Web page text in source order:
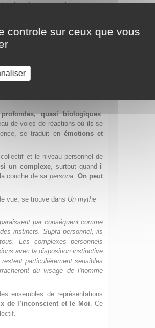
de son complexe, comme
énergétique
confusion tel que se produit une
appelée identification au
de degré.
quasi biologiques.
de voies de réactions où ils se
se traduit enémotions et
et le niveau personnel de
un complexe, surtout quand il
couche de sapersona. On peut
vue, se trouve dans Un mythe
par conséquent comme
instincts. Supra personnel, ils
Les complexes personnels
avec la disposition instinctive
particulièrement sensibles
du visage de l’homme
ensembles de représentations
de l’inconscient et le Moi. Ce
controle sur ceux que vous